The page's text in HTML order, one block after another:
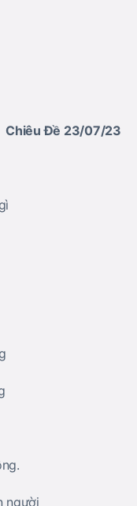
Chiêu Đề 23/07/23
người